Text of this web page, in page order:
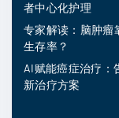
者中心化护理
专家解读：脑肿瘤
生存率？
AI赋能癌症治疗：
新治疗方案